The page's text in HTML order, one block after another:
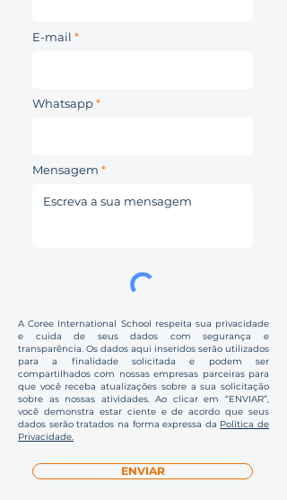
E-mail
Whatsapp
Mensagem
A Coree International School respeita sua privacidade
e cuida de seus dados com segurança e
transparência. Os dados aqui inseridos serão utilizados
para a finalidade solicitada e podem ser
compartilhados com nossas empresas parceiras para
que você receba atualizações sobre a sua solicitação
sobre as nossas atividades. Ao clicar em “ENVIAR”,
você demonstra estar ciente e de acordo que seus
dados serão tratados na forma expressa da Política de
Privacidade.
ENVIAR